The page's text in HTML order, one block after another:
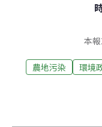
本
農地污染 環境